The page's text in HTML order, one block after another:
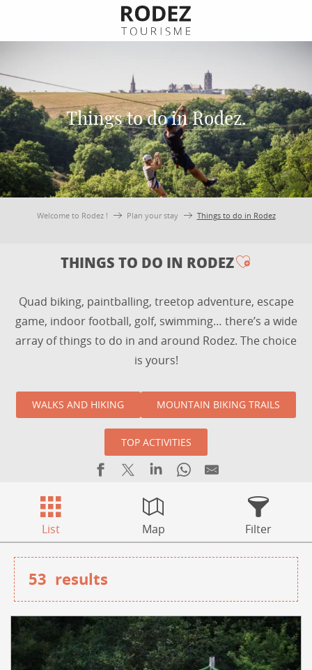
Things to do in Rodez.
Welcome to Rodez ! Plan your stay Things to do in Rodez
THINGS TO DO IN RODEZ
Quad biking, paintballing, treetop adventure, escape
game, indoor football, golf, swimming… there’s a wide
array of things to do in and around Rodez. The choice
is yours!
WALKS AND HIKING MOUNTAIN BIKING TRAILS
TOP ACTIVITIES
List Map Filter
53 results